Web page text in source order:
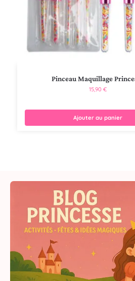
Pinceau Maquillage
15,90€
Ajouter au panier